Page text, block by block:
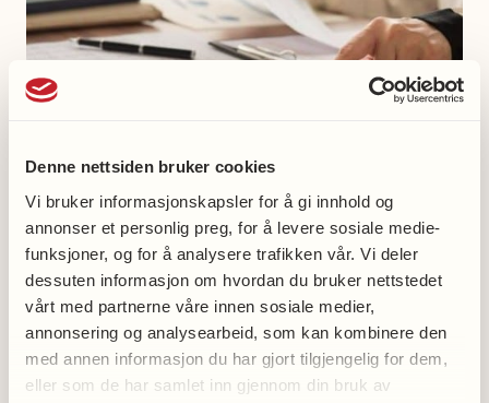
Denne nettsiden bruker cookies
Vi bruker informasjonskapsler for å gi innhold og
annonser et personlig preg, for å levere sosiale medie-
funksjoner, og for å analysere trafikken vår. Vi deler
dessuten informasjon om hvordan du bruker nettstedet
vårt med partnerne våre innen sosiale medier,
annonsering og analysearbeid, som kan kombinere den
med annen informasjon du har gjort tilgjengelig for dem,
eller som de har samlet inn gjennom din bruk av
Kurs i økonomistyring for
kasserere og
økonomiansvarlige
Hva innebærer rollen som kasserer eller